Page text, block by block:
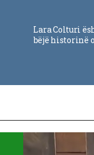
Lara Colturi
bëjë historinë